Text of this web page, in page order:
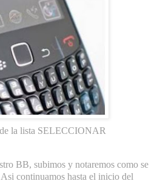
la lista SELECCIONAR
BB, subimos y notaremos como se
continuamos hasta el inicio del